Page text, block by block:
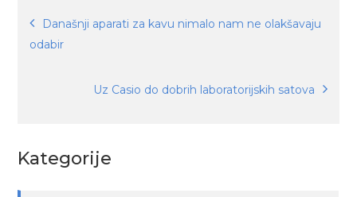
Navigacija
Današnji aparati za kavu nimalo nam ne olakšavaju
odabir
Uz Casio do dobrih laboratorijskih satova
Kategorije